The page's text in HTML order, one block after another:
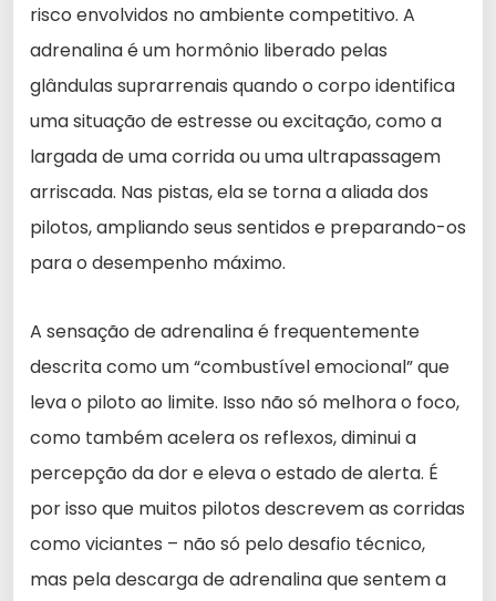
risco envolvidos no ambiente competitivo. A
adrenalina é um hormônio liberado pelas
glândulas suprarrenais quando o corpo identifica
uma situação de estresse ou excitação, como a
largada de uma corrida ou uma ultrapassagem
arriscada. Nas pistas, ela se torna a aliada dos
pilotos, ampliando seus sentidos e preparando-os
para o desempenho máximo.
A sensação de adrenalina é frequentemente
descrita como um “combustível emocional” que
leva o piloto ao limite. Isso não só melhora o foco,
como também acelera os reflexos, diminui a
percepção da dor e eleva o estado de alerta. É
por isso que muitos pilotos descrevem as corridas
como viciantes – não só pelo desafio técnico,
mas pela descarga de adrenalina que sentem a